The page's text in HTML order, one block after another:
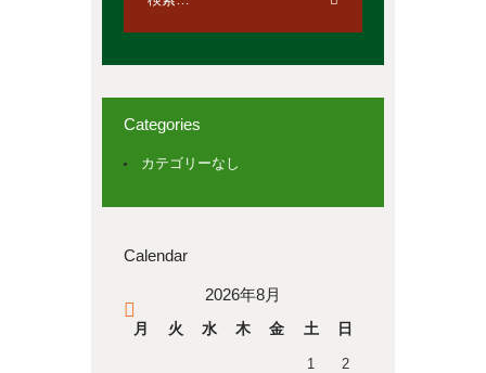
Categories
カテゴリーなし
Calendar
2026年8月
月 火 水 木 金 土 日
1
2